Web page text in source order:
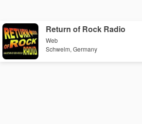
Return of Rock Radio
Web
Schwelm, Germany